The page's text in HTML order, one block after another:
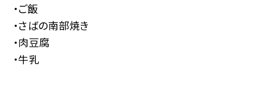
・ご飯
・さばの南部焼き
・肉豆腐
・牛乳